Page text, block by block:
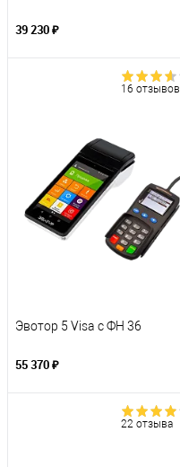
39 230 ₽
16 отзывов
Эвотор 5 Visa с ФН 36
55 370 ₽
22 отзыва